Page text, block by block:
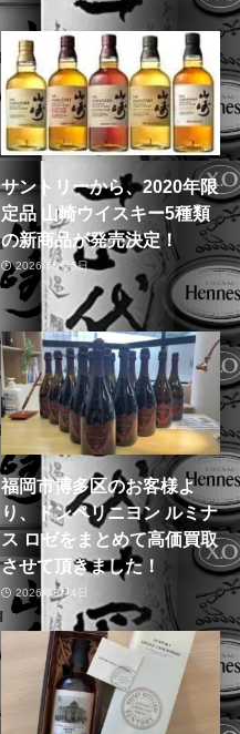
サントリーから、2020年限
定品 山崎ウイスキー5種類
の新商品が発売決定！
2026年8月5日
福岡市博多区のお客様よ
り、ドンペリニヨン ルミナ
ス ロゼをまとめて高価買取
させて頂きました！
2026年8月4日